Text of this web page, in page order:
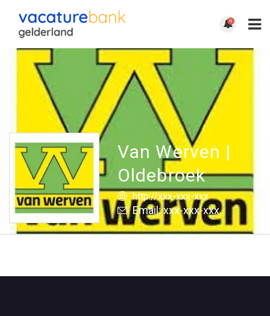
0
Van Werven |
Oldebroek
http://xxx-xxx-xxx
Email: xxx-xxx-xxx